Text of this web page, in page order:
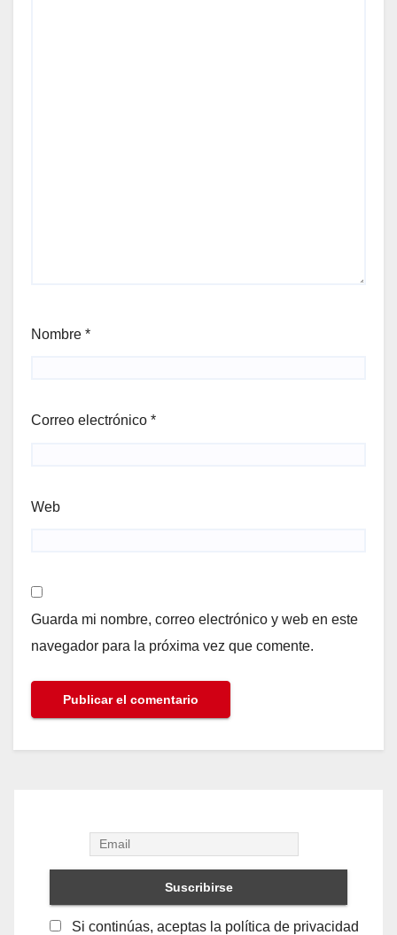
Nombre *
Correo electrónico *
Web
Guarda mi nombre, correo electrónico y web en este
navegador para la próxima vez que comente.
Si continúas, aceptas la política de privacidad